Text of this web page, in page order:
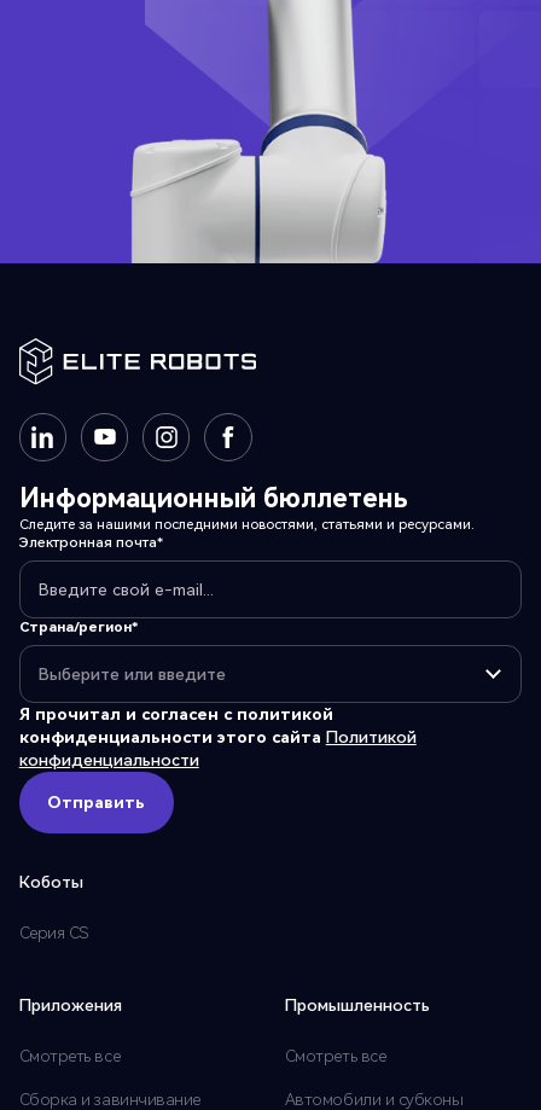
Информационный бюллетень
Следите за нашими последними новостями, статьями и ресурсами.
Электронная почта*
Страна/регион*
Я прочитал и согласен с политикой
конфиденциальности этого сайта Политикой
конфиденциальности
Отправить
Отправить
Коботы
Серия CS
Приложения
Смотреть все
Сборка и завинчивание
Промышленность
Смотреть все
Автомобили и субконы